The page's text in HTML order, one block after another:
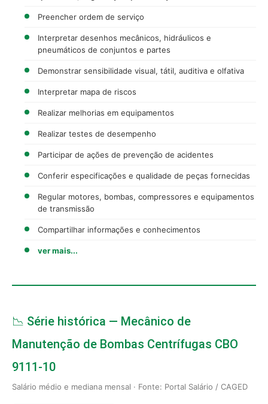
Preencher ordem de serviço
Interpretar desenhos mecânicos, hidráulicos e
pneumáticos de conjuntos e partes
Demonstrar sensibilidade visual, tátil, auditiva e olfativa
Interpretar mapa de riscos
Realizar melhorias em equipamentos
Realizar testes de desempenho
Participar de ações de prevenção de acidentes
Conferir especificações e qualidade de peças fornecidas
Regular motores, bombas, compressores e equipamentos
de transmissão
Compartilhar informações e conhecimentos
ver mais...
📉 Série histórica — Mecânico de
Manutenção de Bombas Centrífugas CBO
9111-10
Salário médio e mediana mensal · Fonte: Portal Salário / CAGED